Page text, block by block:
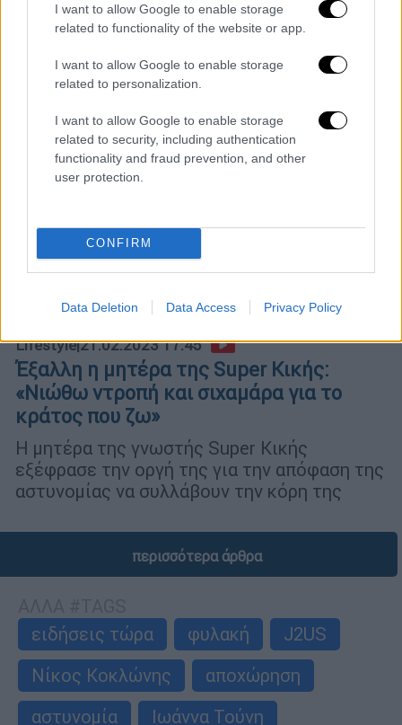
I want to allow Google to enable storage
related to functionality of the website or app.
I want to allow Google to enable storage
related to personalization.
I want to allow Google to enable storage
related to security, including authentication
functionality and fraud prevention, and other
user protection.
CONFIRM
Data Deletion Data Access Privacy Policy
αστυνομικούς
Lifestyle|21.02.2023 17:45
Έξαλλη η μητέρα της Super Κικής:
«Νιώθω ντροπή και σιχαμάρα για το
κράτος που ζω»
Η μητέρα της γνωστής Super Κικής
εξέφρασε την οργή της για την απόφαση της
αστυνομίας να συλλάβουν την κόρη της
περισσότερα άρθρα
ειδήσεις τώρα
φυλακή
J2US
Νίκος Κοκλώνης
αποχώρηση
αστυνομία
Ιωάννα Τούνη